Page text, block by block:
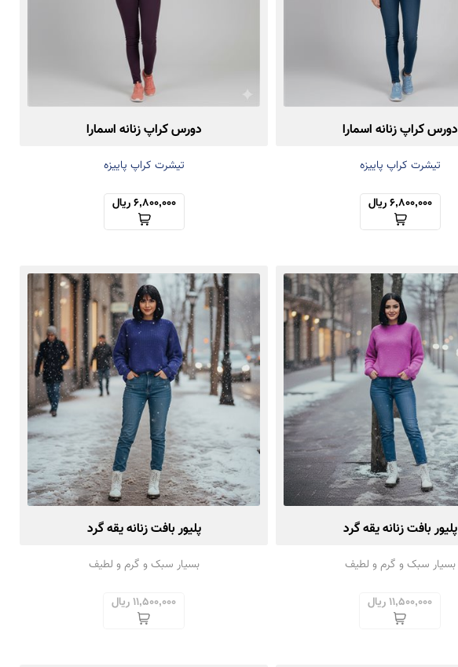
دورس کراپ زنانه اسمارا
تیشرت کراپ پاییزه
6,800,000 ریال
دورس کراپ زنانه اسمارا
تیشرت کراپ پاییزه
6,800,000 ریال
پلیور بافت زنانه یقه گرد
بسیار سبک و گرم و لطیف
11,500,000 ریال
پلیور بافت زنانه یقه گرد
بسیار سبک و گرم و لطیف
11,500,000 ریال